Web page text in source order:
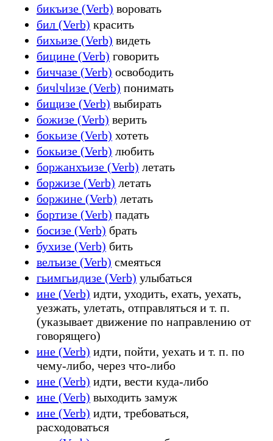
бикъизе (Verb) воровать
бил (Verb) красить
бихьизе (Verb) видеть
бицине (Verb) говорить
биччазе (Verb) освободить
бичӏчӏизе (Verb) понимать
бищизе (Verb) выбирать
божизе (Verb) верить
бокьизе (Verb) хотеть
бокьизе (Verb) любить
боржанхъизе (Verb) летать
боржизе (Verb) летать
боржине (Verb) летать
бортизе (Verb) падать
босизе (Verb) брать
бухизе (Verb) бить
велъизе (Verb) смеяться
гьимгьидизе (Verb) улыбаться
ине (Verb) идти, уходить, ехать, уехать,
уезжать, улетать, отправляться и т. п.
(указывает движение по направлению от
говорящего)
ине (Verb) идти, пойти, уехать и т. п. по
чему-либо, через что-либо
ине (Verb) идти, вести куда-либо
ине (Verb) выходить замуж
ине (Verb) идти, требоваться,
расходоваться